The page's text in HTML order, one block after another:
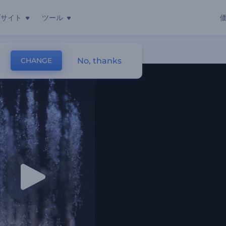
イト ツール
CHANGE No, thanks